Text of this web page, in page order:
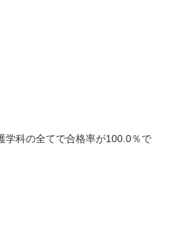
学科の全てで合格率が100.0％で